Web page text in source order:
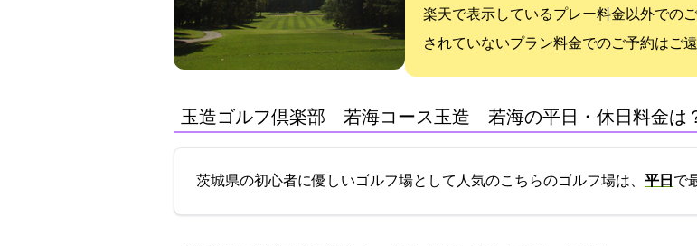
楽天GORAで表示しているプレー料金以外での
されていないプラン料金でのご予約はご
玉造ゴルフ倶楽部 若海コース(玉造GC 若海C)の平日・休日料金は
茨城県の初心者に優しいゴルフ場として人気のこちらのゴルフ場は、 平日 で